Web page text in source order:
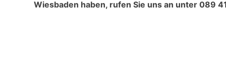
Wiesbaden haben, rufen Sie uns an unter089